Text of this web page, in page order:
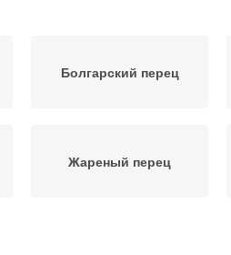
Болгарский перец
Жареный перец